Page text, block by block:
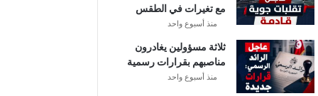
ل
مع تغيرات في الطقس
منذ أسبوع واحد
ثلاثة مسؤولين يغادرون
مناصبهم بقرارات رسمية
منذ أسبوع واحد